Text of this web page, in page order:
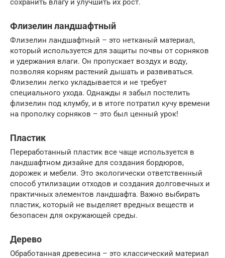
сохранить влагу и улучшить их рост.
Флизелин ландшафтный
Флизелин ландшафтный – это нетканый материал,
который используется для защиты почвы от сорняков
и удержания влаги. Он пропускает воздух и воду,
позволяя корням растений дышать и развиваться.
Флизелин легко укладывается и не требует
специального ухода. Однажды я забыл постелить
флизелин под клумбу, и в итоге потратил кучу времени
на прополку сорняков – это был ценный урок!
Пластик
Переработанный пластик все чаще используется в
ландшафтном дизайне для создания бордюров,
дорожек и мебели. Это экологически ответственный
способ утилизации отходов и создания долговечных и
практичных элементов ландшафта. Важно выбирать
пластик, который не выделяет вредных веществ и
безопасен для окружающей среды.
Дерево
Обработанная древесина – это классический материал